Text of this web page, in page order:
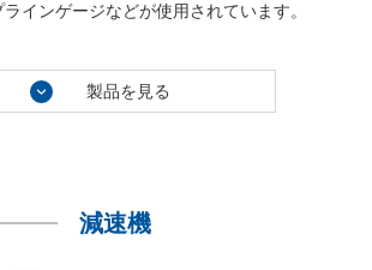
インゲージなどが使用されています。
製品を見る
減速機